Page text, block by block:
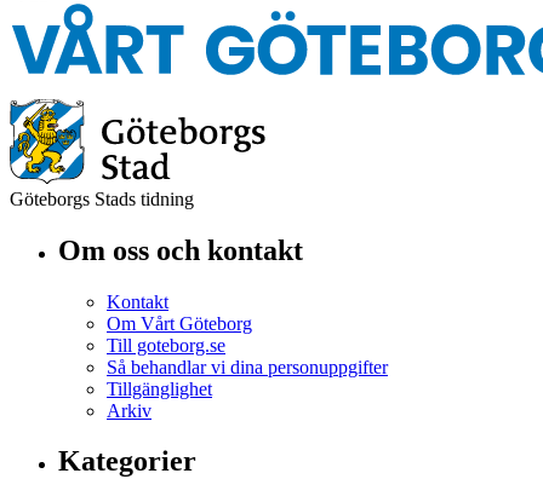
Göteborgs Stads tidning
Om oss och kontakt
Kontakt
Om Vårt Göteborg
Till goteborg.se
Så behandlar vi dina personuppgifter
Tillgänglighet
Arkiv
Kategorier